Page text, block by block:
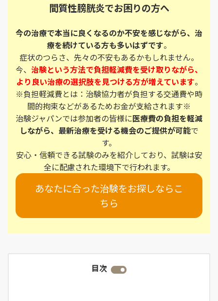
間質性膀胱炎でお困りの方へ
今の治療で本当に良くなるのか不安を感じながら、治
療を続けている方も多いはずです。
症状のつらさ、先々の不安もあるかもしれません。
今、 治験という方法で負担軽減費を受け取りながら、
より良い治療の選択肢を見つける方が増えています。
※負担軽減費とは：治験協力者が負担する交通費や時
間的拘束などがあるためお金が支給されます※
治験ジャパンでは参加者の皆様に医療費の負担を軽減
しながら、最新治療を受ける機会のご提供が可能で
す。
安心・信頼できる試験のみを紹介しており、試験は安
全に配慮された環境下で行われます。
あなたに合った治験をお探しならこ
ちら
目次